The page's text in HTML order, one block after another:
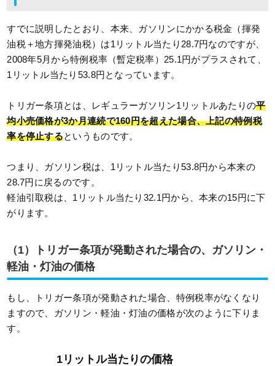
すでに説明したとおり、本来、ガソリンにかかる税金（揮発
油税＋地方揮発油税）は1リットル当たり28.7円なのですが、
2008年5月から特例税率（暫定税率）25.1円がプラスされて、
1リットル当たり53.8円となっています。
トリガー条項とは、レギュラーガソリン1リットルあたりの平
均小売価格が3か月連続で160円を超えた場合、上記の特例税
率を停止するというものです。
つまり、ガソリン税は、1リットル当たり53.8円から本来の
28.7円に戻るのです。
軽油引取税は、1リットル当たり32.1円から、本来の15円に下
がります。
（1）トリガー条項が発動された場合の、ガソリン・
軽油・灯油の価格
もし、トリガー条項が発動された場合、特例税率がなくなり
ますので、ガソリン・軽油・灯油の価格が次のように下りま
す。
1リットル当たりの価格